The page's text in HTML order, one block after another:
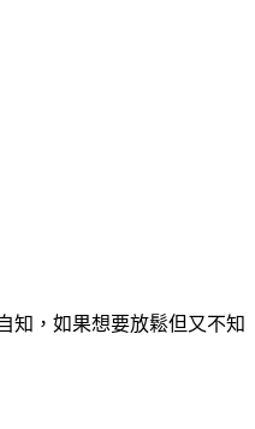
知，如果想要放鬆但又不知